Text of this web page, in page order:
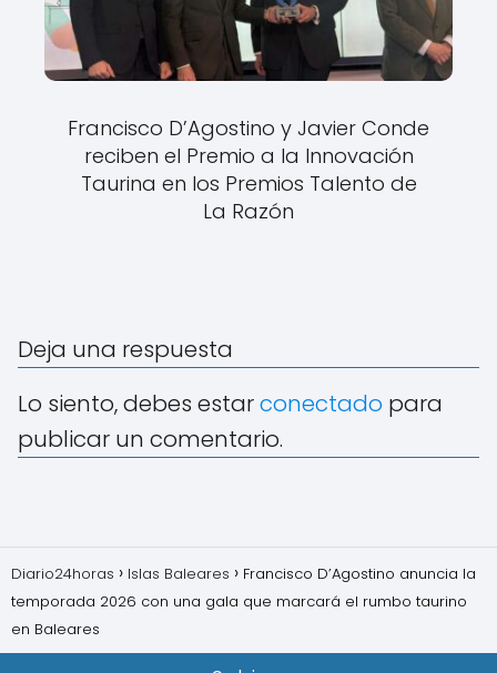
Francisco D’Agostino y Javier Conde
reciben el Premio a la Innovación
Taurina en los Premios Talento de
La Razón
Deja una respuesta
Lo siento, debes estarconectado para
publicar un comentario.
Diario24horas Islas Baleares
Francisco D’Agostino anuncia la
temporada 2026 con una gala que marcará el rumbo taurino
en Baleares